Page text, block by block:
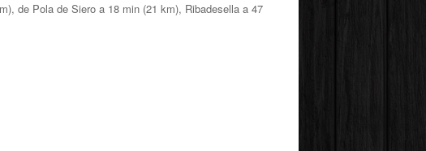
de Pola de Siero a 18 min (21 km), Ribadesella a 47